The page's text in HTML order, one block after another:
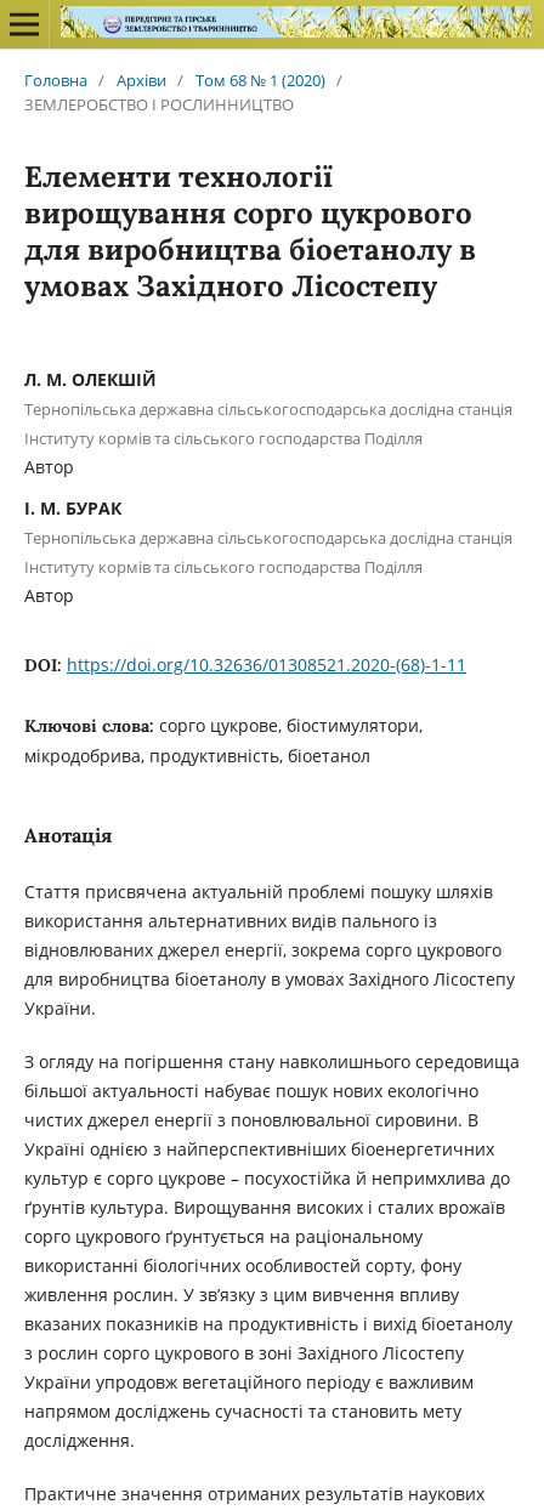
Головна / Архіви / Том 68 № 1 (2020) /
ЗЕМЛЕРОБСТВО І РОСЛИННИЦТВО
Елементи технології
вирощування сорго цукрового
для виробництва біоетанолу в
умовах Західного Лісостепу
Л. М. ОЛЕКШІЙ
Тернопільська державна сільськогосподарська дослідна станція
Інституту кормів та сільського господарства Поділля
Автор
І. М. БУРАК
Тернопільська державна сільськогосподарська дослідна станція
Інституту кормів та сільського господарства Поділля
Автор
DOI: https://doi.org/10.32636/01308521.2020-(68)-1-11
Ключові слова: сорго цукрове, біостимулятори,
мікродобрива, продуктивність, біоетанол
Анотація
Стаття присвячена актуальній проблемі пошуку шляхів
використання альтернативних видів пального із
відновлюваних джерел енергії, зокрема сорго цукрового
для виробництва біоетанолу в умовах Західного Лісостепу
України.
З огляду на погіршення стану навколишнього середовища
більшої актуальності набуває пошук нових екологічно
чистих джерел енергії з поновлювальної сировини. В
Україні однією з найперспективніших біоенергетичних
культур є сорго цукрове – посухостійка й непримхлива до
ґрунтів культура. Вирощування високих і сталих врожаїв
сорго цукрового ґрунтується на раціональному
використанні біологічних особливостей сорту, фону
живлення рослин. У зв’язку з цим вивчення впливу
вказаних показників на продуктивність і вихід біоетанолу
з рослин сорго цукрового в зоні Західного Лісостепу
України упродовж вегетаційного періоду є важливим
напрямом досліджень сучасності та становить мету
дослідження.
Практичне значення отриманих результатів наукових